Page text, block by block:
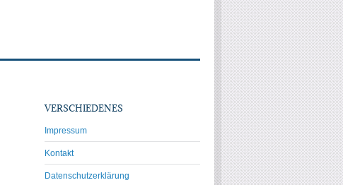
VERSCHIEDENES
Impressum
Kontakt
Datenschutzerklärung